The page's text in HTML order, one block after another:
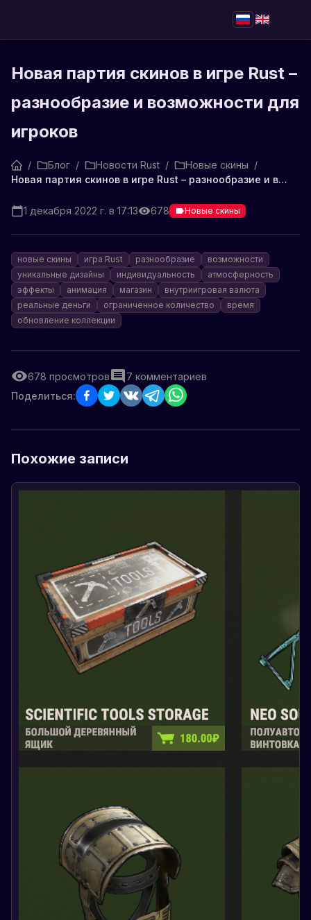
Новая партия скинов в игре Rust –
разнообразие и возможности для
игроков
/ Блог / Новости Rust / Новые скины /
Новая партия скинов в игре Rust – разнообразие и возможности для игроков
1 декабря 2022 г. в 17:13 678 Новые скины
новые скины игра Rust разнообразие
возможности
уникальные дизайны
индивидуальность
атмосферность
эффекты
анимация магазин
внутриигровая валюта
реальные деньги
ограниченное количество
время
обновление коллекции
678 просмотров 7 комментариев
Поделиться:
Похожие записи